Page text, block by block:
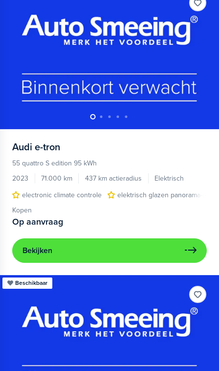
Audi e-tron
55 quattro S edition 95 kWh
2023
71.000 km 437 km actieradius
Elektrisch
electronic climate controle
elektrisch glazen panorama-dak
Kopen
Op aanvraag
Bekijken
Beschikbaar